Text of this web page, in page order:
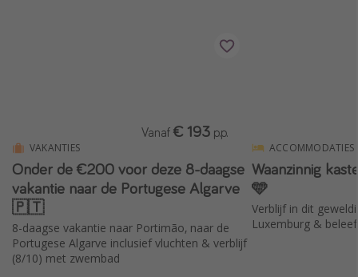
Reisblog
Reiskalender
25 beste pretparken
Beste keukens ter wereld
Center Parcs
VAKANTIES
Onder de €200 voor deze 8-daagse
vakantie naar de Portugese Algarve
🇵🇹
8-daagse vakantie naar Portimão, naar de
Portugese Algarve inclusief vluchten & verblijf
(8/10) met zwembad
Vanaf € 193 p.p.
ACCOMMODATIES
Waanzinnig
🩵
Verblijf in dit
Luxemburg &